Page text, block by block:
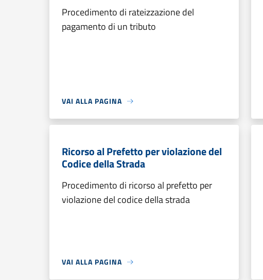
Procedimento di rateizzazione del
pagamento di un tributo
VAI ALLA PAGINA
Ricorso al Prefetto per violazione del
Codice della Strada
Procedimento di ricorso al prefetto per
violazione del codice della strada
VAI ALLA PAGINA